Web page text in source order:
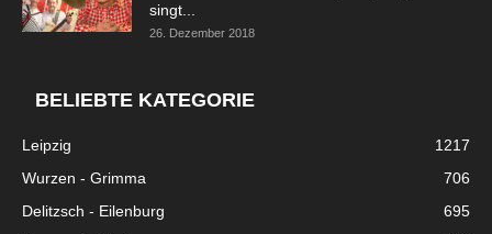
singt...
26. Dezember 2018
BELIEBTE KATEGORIE
Leipzig
1217
Wurzen - Grimma
706
Delitzsch - Eilenburg
695